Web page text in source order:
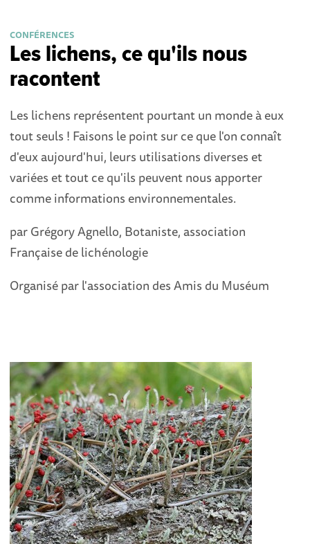
CONFÉRENCES
Les lichens, ce qu'ils nous
racontent
Les lichens représentent pourtant un monde à eux
tout seuls ! Faisons le point sur ce que l'on connaît
d'eux aujourd'hui, leurs utilisations diverses et
variées et tout ce qu'ils peuvent nous apporter
comme informations environnementales.
par Grégory Agnello, Botaniste, association
Française de lichénologie
Organisé par l'association des Amis du Muséum